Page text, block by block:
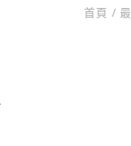
首頁 /